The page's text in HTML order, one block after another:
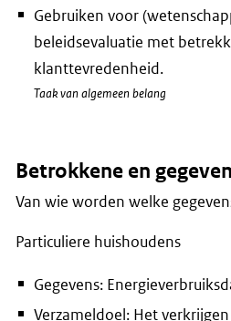
Gebruiken voor
beleidsevaluatie met
klanttevredenheid.
Taak van algemeen belang
Betrokkene en
Van wie worden welke
Particuliere huishoudens
Gegevens:
Verzameldoel: Het